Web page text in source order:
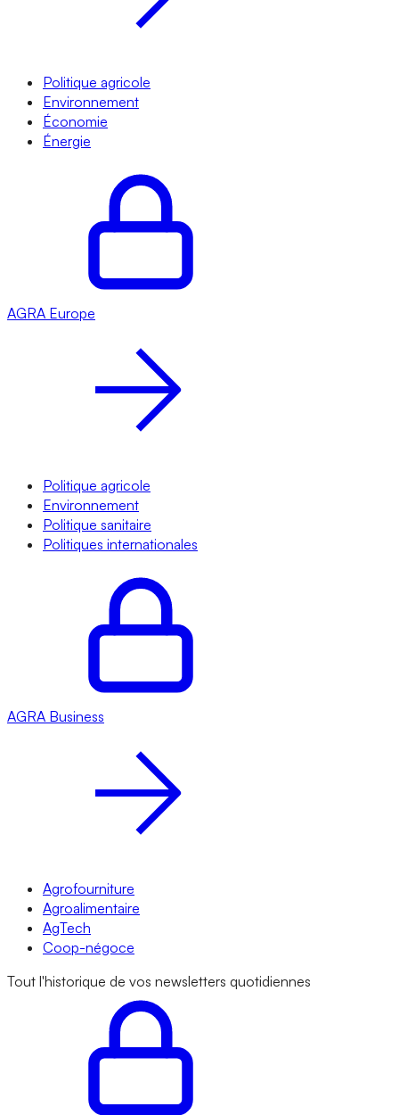
Politique agricole
Environnement
Économie
Énergie
AGRA Europe
Politique agricole
Environnement
Politique sanitaire
Politiques internationales
AGRA Business
Agrofourniture
Agroalimentaire
AgTech
Coop-négoce
Tout l'historique de vos newsletters quotidiennes